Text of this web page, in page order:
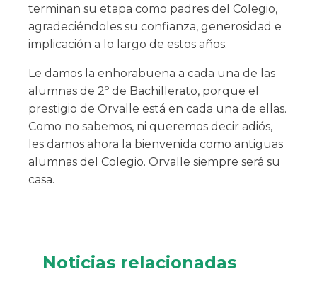
terminan su etapa como padres del Colegio,
agradeciéndoles su confianza, generosidad e
implicación a lo largo de estos años.
Le damos la enhorabuena a cada una de las
alumnas de 2º de Bachillerato, porque el
prestigio de Orvalle está en cada una de ellas.
Como no sabemos, ni queremos decir adiós,
les damos ahora la bienvenida como antiguas
alumnas del Colegio. Orvalle siempre será su
casa.
Noticias relacionadas